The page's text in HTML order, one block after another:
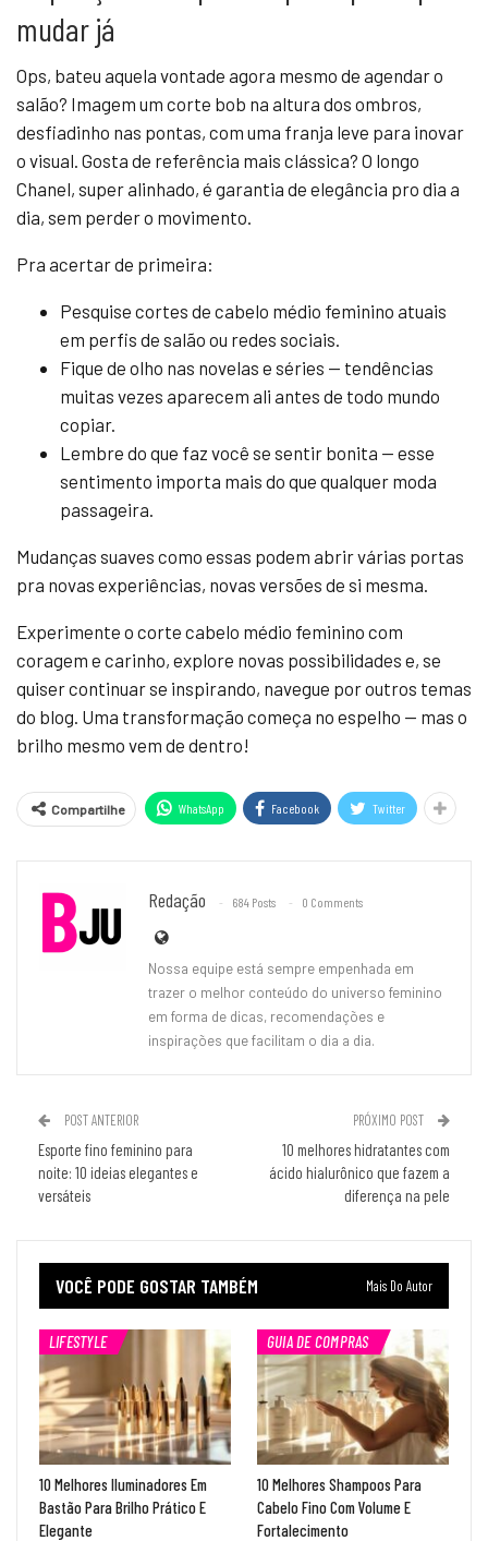
mudar já
Ops, bateu aquela vontade agora mesmo de agendar o
salão? Imagem um corte bob na altura dos ombros,
desfiadinho nas pontas, com uma franja leve para inovar
o visual. Gosta de referência mais clássica? O longo
Chanel, super alinhado, é garantia de elegância pro dia a
dia, sem perder o movimento.
Pra acertar de primeira:
Pesquise cortes de cabelo médio feminino atuais
em perfis de salão ou redes sociais.
Fique de olho nas novelas e séries — tendências
muitas vezes aparecem ali antes de todo mundo
copiar.
Lembre do que faz você se sentir bonita — esse
sentimento importa mais do que qualquer moda
passageira.
Mudanças suaves como essas podem abrir várias portas
pra novas experiências, novas versões de si mesma.
Experimente o corte cabelo médio feminino com
coragem e carinho, explore novas possibilidades e, se
quiser continuar se inspirando, navegue por outros temas
do blog. Uma transformação começa no espelho — mas o
brilho mesmo vem de dentro!
Compartilhe WhatsApp Facebook Twitter
Redação 684 Posts 0 Comments
Nossa equipe está sempre empenhada em
trazer o melhor conteúdo do universo feminino
em forma de dicas, recomendações e
inspirações que facilitam o dia a dia.
POST ANTERIOR
Esporte fino feminino para
noite: 10 ideias elegantes e
versáteis
PRÓXIMO POST
10 melhores hidratantes com
ácido hialurônico que fazem a
diferença na pele
VOCÊ PODE GOSTAR TAMBÉM Mais Do Autor
LIFESTYLE
10 Melhores Iluminadores Em
Bastão Para Brilho Prático E
Elegante
GUIA DE COMPRAS
10 Melhores Shampoos Para
Cabelo Fino Com Volume E
Fortalecimento